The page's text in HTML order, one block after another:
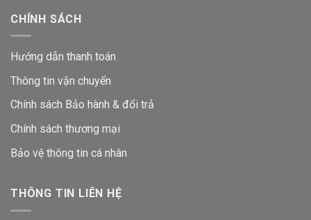
CHÍNH SÁCH
Hướng dẫn thanh toán
Thông tin vận chuyển
Chính sách Bảo hành & đổi trả
Chính sách thương mại
Bảo vệ thông tin cá nhân
THÔNG TIN LIÊN HỆ